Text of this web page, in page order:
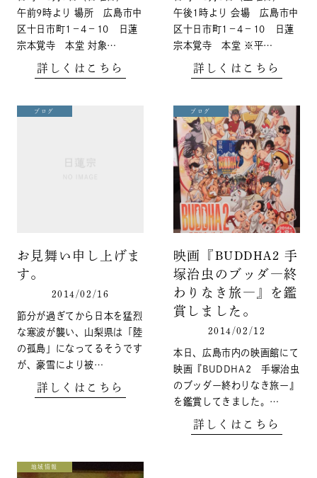
午前9時より 場所 広島市中
区十日市町1－4－10 日蓮
宗本覚寺 本堂 対象…
詳しくはこちら
午後1時より 会場 広島市中
区十日市町1－4－10 日蓮
宗本覚寺 本堂 ※平…
詳しくはこちら
ブログ
お見舞い申し上げま
す。
2014/02/16
節分が過ぎてから日本を猛烈
な寒波が襲い、山梨県は「陸
の孤島」になってるそうです
が、豪雪により被…
詳しくはこちら
ブログ
映画『BUDDHA2 手
塚治虫のブッダ―終
わりなき旅―』を鑑
賞しました。
2014/02/12
本日、広島市内の映画館にて
映画『BUDDHA2 手塚治虫
のブッダー終わりなき旅ー』
を鑑賞してきました。…
詳しくはこちら
地域情報